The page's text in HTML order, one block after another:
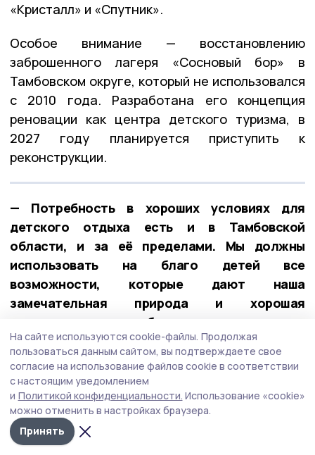
«Кристалл» и «Спутник».
Особое внимание — восстановлению
заброшенного лагеря «Сосновый бор» в
Тамбовском округе, который не использовался
с 2010 года. Разработана его концепция
реновации как центра детского туризма, в
2027 году планируется приступить к
реконструкции.
— Потребность в хороших условиях для
детского отдыха есть и в Тамбовской
области, и за её пределами. Мы должны
использовать на благо детей все
возможности, которые дают наша
замечательная природа и хорошая
экология, — сказал губернатор.
Поддержка героев: приём в фонде
«Защитники Отечества»
Евгений Первышов провёл ежемесячный
участников и ветеранов СВО и членов их семей
в региональном отделении фонда «Защитники
На сайте используются cookie-файлы. Продолжая
пользоваться данным сайтом, вы подтверждаете свое
согласие на использование файлов cookie в соответствии
с настоящим уведомлением
и Политикой конфиденциальности. Использование «cookie»
можно отменить в настройках браузера.
Принять